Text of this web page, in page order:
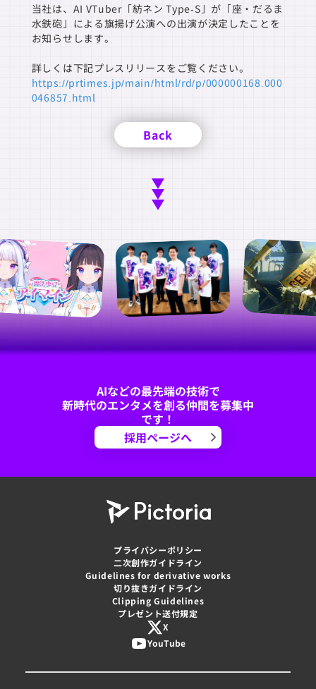
当社は、AI VTuber「紡ネン Type-S」が「座・だるま
水鉄砲」による旗揚げ公演への出演が決定したことを
お知らせします。
詳しくは下記プレスリリースをご覧ください。
https://prtimes.jp/main/html/rd/p/000000168.000
046857.html
Back
AIなどの最先端の技術で
新時代のエンタメを創る仲間を募集中
です！
採用ページへ
プライバシーポリシー
二次創作ガイドライン
Guidelines for derivative works
切り抜きガイドライン
Clipping Guidelines
プレゼント送付規定
X
YouTube